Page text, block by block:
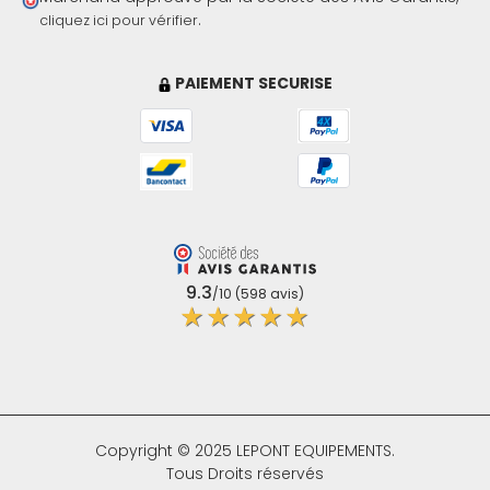
automatiquequi incluent une
PAIEMENT SECURISE
9.3/10 (598 avis)
★★★★★
cliquez ici pour vérifier.
Copyright © 2025 LEPONT EQUIPEMENTS.
Tous Droits réservés